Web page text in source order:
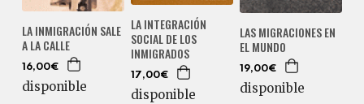
LA INMIGRACIÓN SALE
A LA CALLE
16,00€
disponible
LA INTEGRACIÓN
SOCIAL DE LOS
INMIGRADOS
17,00€
disponible
LAS MIGRACIONES EN
EL MUNDO
19,00€
disponible